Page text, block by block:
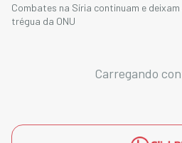
Combates na Síria continuam e
trégua da ONU
Carregando